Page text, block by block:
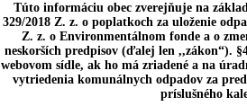
Túto informáciu obec zverejňuje na
329/2018 Z. z. o poplatkoch za uloženie
Z. z. o Environmentálnom fonde a o
neskorších predpisov (ďalej len ,,zákon“).
webovom sídle, ak ho má zriadené a na
vytriedenia komunálnych odpadov za
príslušného